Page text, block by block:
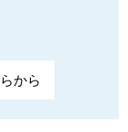
から